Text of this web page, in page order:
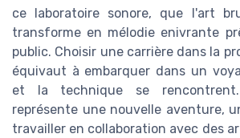
ce laboratoire sonore, que l'art
transforme en mélodie enivrante
public. Choisir une carrière dans la
équivaut à embarquer dans un
et la technique se
représente une nouvelle aventure,
travailler en collaboration avec des